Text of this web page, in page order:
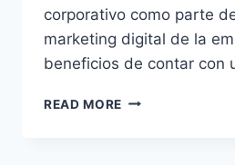
corporativo como parte
marketing digital de la
beneficios de contar con
READ MORE BENEFICIOS